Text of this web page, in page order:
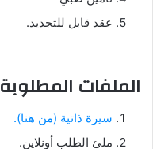
عقد قابل للتجديد.
الملفات المطلوبة
سيرة ذاتية (من هنا).
ملئ الطلب أونلاين.